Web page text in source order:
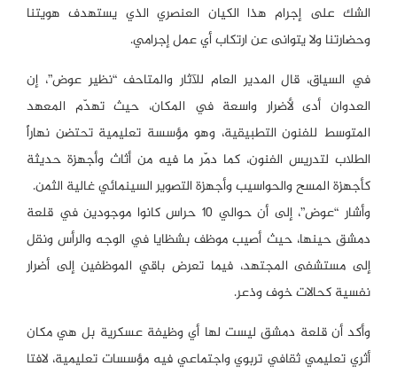
الشك على إجرام هذا الكيان العنصري الذي يستهدف هويتنا
وحضارتنا ولا يتوانى عن ارتكاب أي عمل إجرامي.
في السياق، قال المدير العام للآثار والمتاحف “نظير عوض”، إن
العدوان أدى لأضرار واسعة في المكان، حيث تهدّم المعهد
المتوسط للفنون التطبيقية، وهو مؤسسة تعليمية تحتضن نهاراً
الطلاب لتدريس الفنون، كما دمّر ما فيه من أثاث وأجهزة حديثة
كأجهزة المسح والحواسيب وأجهزة التصوير السينمائي غالية الثمن.
وأشار “عوض”، إلى أن حوالي 10 حراس كانوا موجودين في قلعة
دمشق حينها، حيث أصيب موظف بشظايا في الوجه والرأس ونقل
إلى مستشفى المجتهد، فيما تعرض باقي الموظفين إلى أضرار
نفسية كحالات خوف وذعر.
وأكد أن قلعة دمشق ليست لها أي وظيفة عسكرية بل هي مكان
أثري تعليمي ثقافي تربوي واجتماعي فيه مؤسسات تعليمية، لافتا